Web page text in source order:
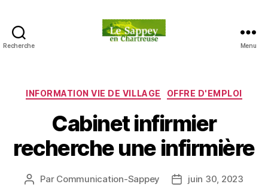
Recherche
en
Chartreuse
Menu
Catégories
INFORMATION VIE DE VILLAGE OFFRE D'EMPLOI
Cabinet infirmier
recherche une infirmière
Auteur
Par Communication-Sappey
Datejuin 30, 2023